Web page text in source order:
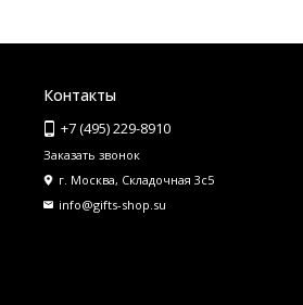
Контакты
+7 (495) 229-8910
Заказать звонок
г. Москва, Складочная 3с5
info@gifts-shop.su